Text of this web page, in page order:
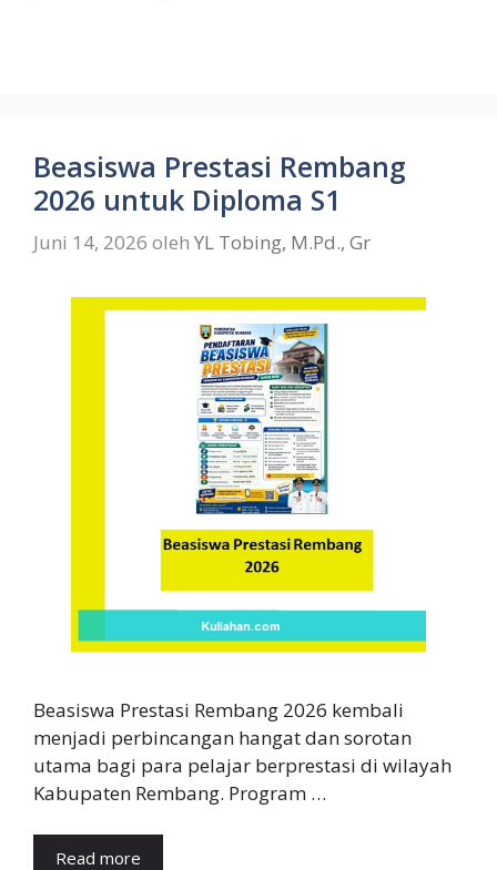
Beasiswa Prestasi Rembang
2026 untuk Diploma S1
Juni 14, 2026 oleh YL Tobing, M.Pd., Gr
Beasiswa Prestasi Rembang 2026 kembali
menjadi perbincangan hangat dan sorotan
utama bagi para pelajar berprestasi di wilayah
Kabupaten Rembang. Program …
Read more